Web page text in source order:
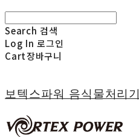
Search 검색
Log In 로그인
Cart장바구니
보텍스파워 음식물처리기